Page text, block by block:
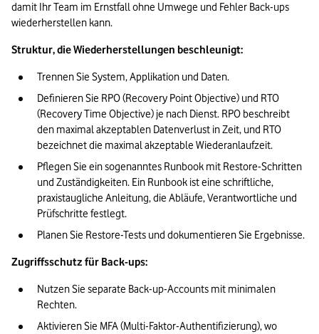
damit Ihr Team im Ernstfall ohne Umwege und Fehler Back-ups
wiederherstellen kann.
Struktur, die Wiederherstellungen beschleunigt:
Trennen Sie System, Applikation und Daten.
Definieren Sie RPO (Recovery Point Objective) und RTO
(Recovery Time Objective) je nach Dienst. RPO beschreibt
den maximal akzeptablen Datenverlust in Zeit, und RTO
bezeichnet die maximal akzeptable Wiederanlaufzeit.
Pflegen Sie ein sogenanntes Runbook mit Restore-Schritten
und Zuständigkeiten. Ein Runbook ist eine schriftliche,
praxistaugliche Anleitung, die Abläufe, Verantwortliche und
Prüfschritte festlegt.
Planen Sie Restore-Tests und dokumentieren Sie Ergebnisse.
Zugriffsschutz für Back-ups:
Nutzen Sie separate Back-up-Accounts mit minimalen
Rechten.
Aktivieren Sie MFA (Multi-Faktor-Authentifizierung), wo